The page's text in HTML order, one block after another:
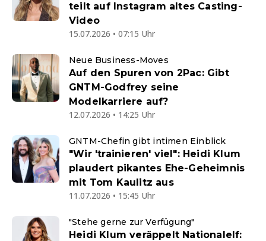
teilt auf Instagram altes Casting-
Video
15.07.2026 • 07:15 Uhr
Neue Business-Moves
Auf den Spuren von 2Pac: Gibt
GNTM-Godfrey seine
Modelkarriere auf?
12.07.2026 • 14:25 Uhr
GNTM-Chefin gibt intimen Einblick
"Wir 'trainieren' viel": Heidi Klum
plaudert pikantes Ehe-Geheimnis
mit Tom Kaulitz aus
11.07.2026 • 15:45 Uhr
"Stehe gerne zur Verfügung"
Heidi Klum veräppelt Nationalelf: